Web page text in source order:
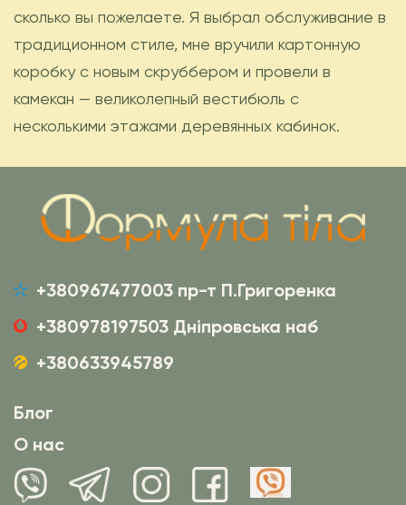
сколько вы пожелаете. Я выбрал обслуживание в
традиционном стиле, мне вручили картонную
коробку с новым скруббером и провели в
камекан — великолепный вестибюль с
несколькими этажами деревянных кабинок.
+380967477003 пр-т П.Григоренка
+380978197503 Дніпровська наб
+380633945789
Блог
О нас